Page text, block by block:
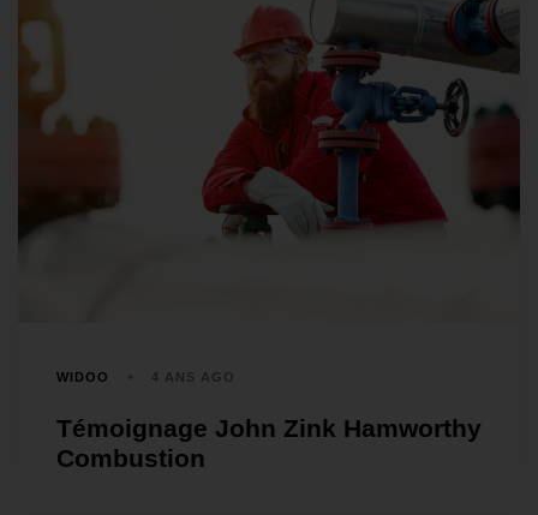
WIDOO 4 ANS AGO
Témoignage John Zink Hamworthy
Combustion